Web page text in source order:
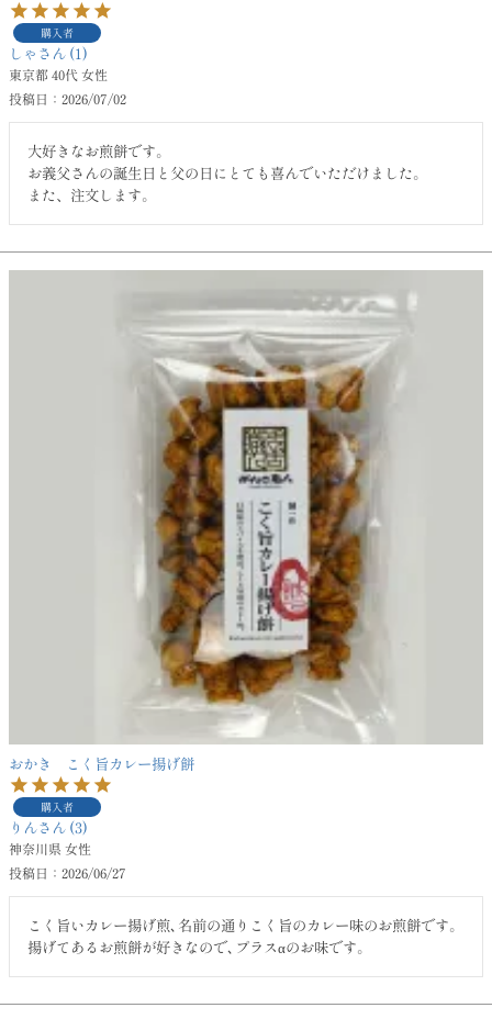
購入者
しゃ 1
東京都 40代 女性
投稿日
2026/07/02
大好きなお煎餅です。
お義父さんの誕生日と父の日にとても喜んでいただけました。
また、注文します。
おかき こく旨カレー揚げ餅
購入者
りん 3
神奈川県 女性
投稿日
2026/06/27
こく旨いカレー揚げ煎､名前の通りこく旨のカレー味のお煎餅です。
揚げてあるお煎餅が好きなので､プラスαのお味です。